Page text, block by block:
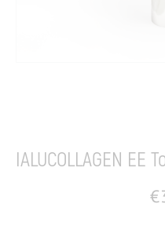
IALUCOLLAGEN EE
€